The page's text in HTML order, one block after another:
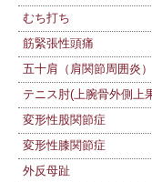
むち打ち
筋緊張性頭痛
五十肩（肩関節周囲炎）
テニス肘(上腕骨外側上
変形性股関節症
変形性膝関節症
外反母趾